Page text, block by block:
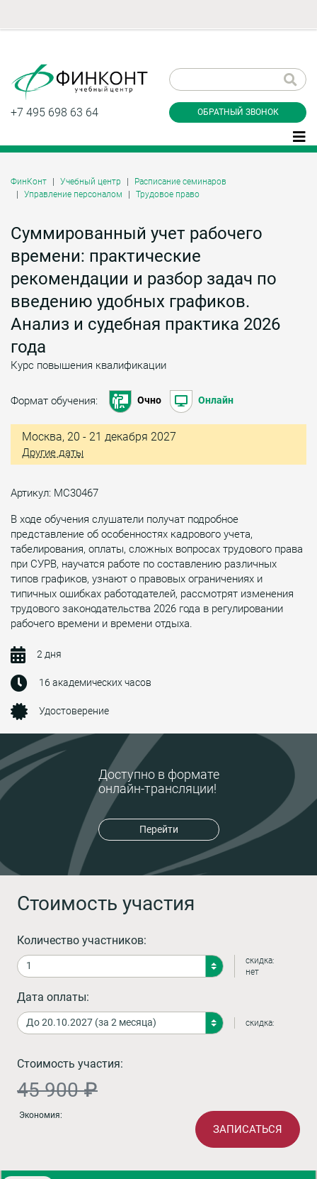
+7 495 698 63 64 ОБРАТНЫЙ ЗВОНОК
Доступно в формате
онлайн-трансляции!
Перейти
ФинКонт Учебный центр
Расписание семинаров
Управление персоналом
Трудовое право
Суммированный учет рабочего
времени: практические
рекомендации и разбор задач по
введению удобных графиков.
Анализ и судебная практика 2026
года
Курс повышения квалификации
Формат обучения: Очно Онлайн
Москва, 20 - 21 декабря 2027
Другие даты
Артикул: МС30467
В ходе обучения слушатели получат подробное
представление об особенностях кадрового учета,
табелирования, оплаты, сложных вопросах трудового права
при СУРВ, научатся работе по составлению различных
типов графиков, узнают о правовых ограничениях и
типичных ошибках работодателей, рассмотрят изменения
трудового законодательства 2026 года в регулировании
рабочего времени и времени отдыха.
2 дня
16 академических часов
Удостоверение
Стоимость участия
Количество участников:
скидка:
нет
Дата оплаты:
скидка:
Стоимость участия:
45 900 ₽
Экономия:
ЗАПИСАТЬСЯ
звонок
Даю согласие на обработку персональных
конфиденциальности
Заказать